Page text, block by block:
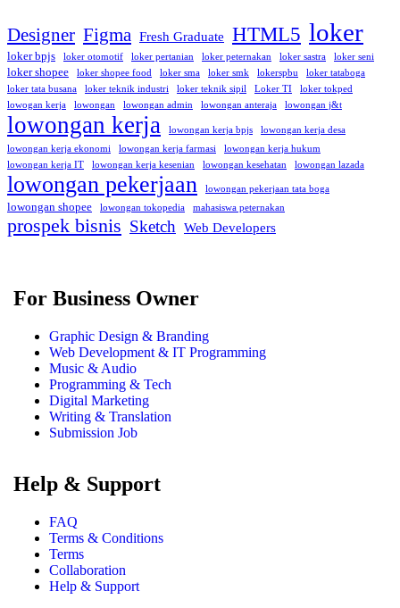
Designer Figma Fresh Graduate HTML5 loker
loker bpjs loker otomotif loker pertanian loker peternakan loker sastra loker seni
loker shopee loker shopee food loker sma loker smk lokerspbu
loker tataboga
loker tata busana
loker teknik industri loker teknik sipil Loker TI
loker tokped
lowogan kerja
lowongan lowongan admin lowongan anteraja lowongan j&t
lowongan kerja lowongan kerja bpjs
lowongan kerja desa
lowongan kerja ekonomi
lowongan kerja farmasi
lowongan kerja hukum
lowongan kerja IT
lowongan kerja kesenian lowongan kesehatan lowongan lazada
lowongan pekerjaan lowongan pekerjaan tata boga
lowongan shopee lowongan tokopedia mahasiswa peternakan
prospek bisnis Sketch Web Developers
For Business Owner
Graphic Design & Branding
Web Development & IT Programming
Music & Audio
Programming & Tech
Digital Marketing
Writing & Translation
Submission Job
Help & Support
FAQ
Terms & Conditions
Terms
Collaboration
Help & Support